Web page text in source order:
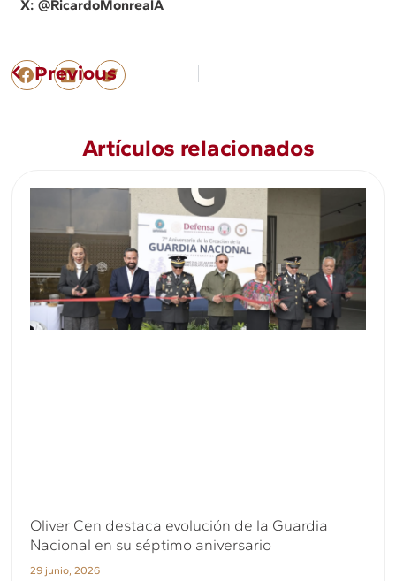
X: @RicardoMonrealA
Previous
Artículos relacionados
Oliver Cen destaca evolución de la Guardia
Nacional en su séptimo aniversario
29 junio, 2026